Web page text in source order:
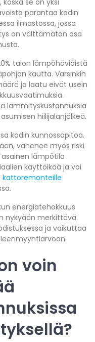
se on yksi
parantaa kodin
ilmastossa, jossa
on välttämätön osa
talon lämpöhäviöistä
kautta. Varsinkin
ja laatu eivät usein
lämmityskustannuksia
hiilijalanjälkeä.
kodin kunnossapitoa.
vähenee myös riski
lämpötila
käyttöikää ja voi
kattoremonteille
energiatehokkuus
nykyään merkittävä
ja vaikuttaa
voin